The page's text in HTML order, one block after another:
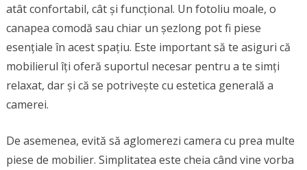
atât confortabil, cât și funcțional. Un fotoliu moale, o
canapea comodă sau chiar un șezlong pot fi piese
esențiale în acest spațiu. Este important să te asiguri că
mobilierul îți oferă suportul necesar pentru a te simți
relaxat, dar și că se potrivește cu estetica generală a
camerei.
De asemenea, evită să aglomerezi camera cu prea multe
piese de mobilier. Simplitatea este cheia când vine vorba